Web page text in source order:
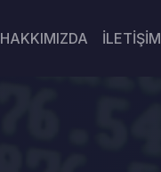
HAKKIMIZDA İLETİŞİM